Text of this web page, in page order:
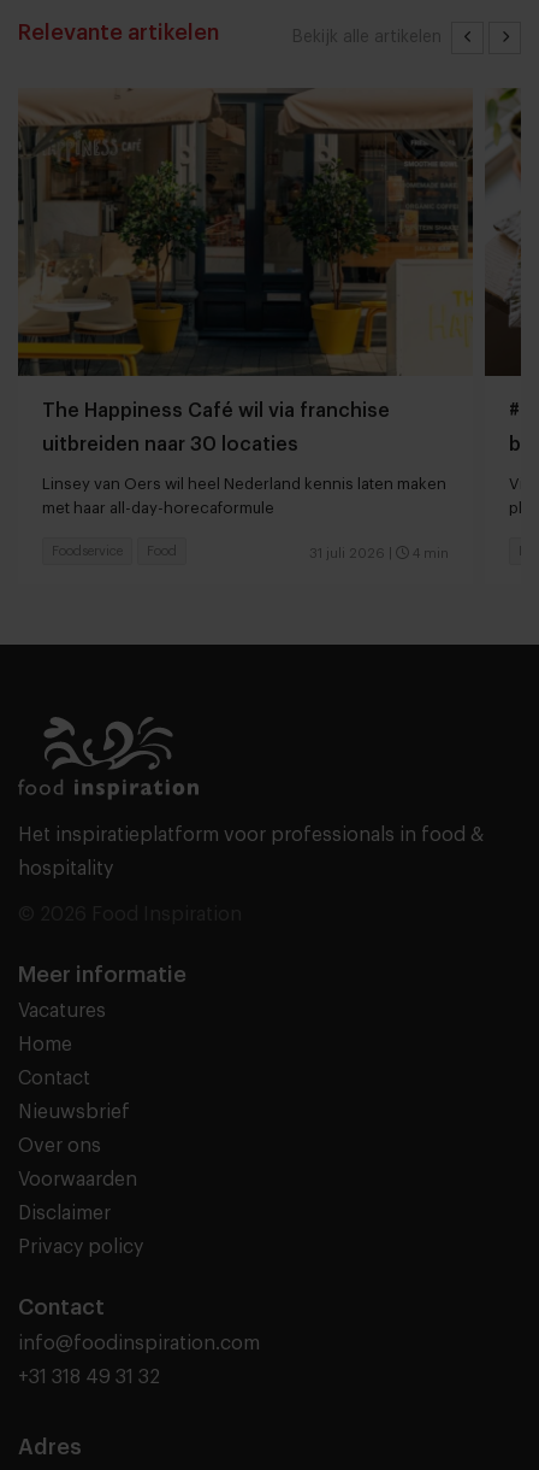
Bekijk alle artikelen
Relevante artikelen
The Happiness Café wil via franchise
uitbreiden naar 30 locaties
Linsey van Oers wil heel Nederland kennis laten maken
met haar all-day-horecaformule
31 juli 2026 4 min
Foodservice Food
Het inspiratieplatform voor professionals in food &
hospitality
Meer informatie
Vacatures
Home
Contact
Nieuwsbrief
Over ons
Voorwaarden
Disclaimer
Privacy policy
Contact
info@foodinspiration.com
+31 318 49 31 32
Adres